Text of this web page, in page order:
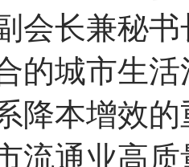
推进工作
下，在行
应链分会
作，部分